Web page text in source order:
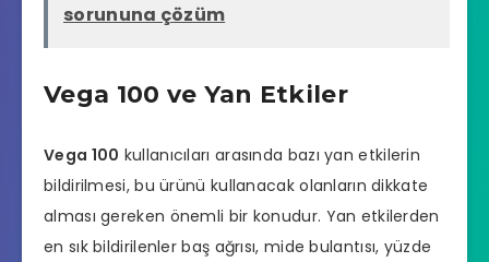
sorununa çözüm
Vega 100 ve Yan Etkiler
Vega 100 kullanıcıları arasında bazı yan etkilerin
bildirilmesi, bu ürünü kullanacak olanların dikkate
alması gereken önemli bir konudur. Yan etkilerden
en sık bildirilenler baş ağrısı, mide bulantısı, yüzde